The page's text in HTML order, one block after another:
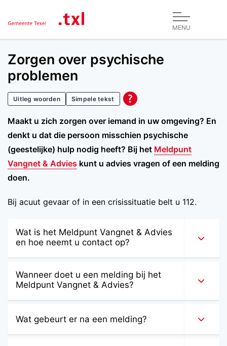
MENU
Zorgen over psychische
problemen
Uitleg woorden Simpele tekst
Maakt u zich zorgen over iemand in uw omgeving? En
denkt u dat die persoon misschien psychische
(geestelijke) hulp nodig heeft? Bij het Meldpunt
Vangnet & Advies kunt u advies vragen of een melding
doen.
Bij acuut gevaar of in een crisissituatie belt u 112.
Wat is het Meldpunt Vangnet & Advies
en hoe neemt u contact op?
Wanneer doet u een melding bij het
Meldpunt Vangnet & Advies?
Wat gebeurt er na een melding?